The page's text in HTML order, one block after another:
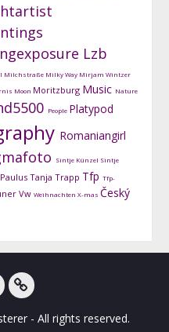
Lzb
Milchstraße Milky Way Mirjam Wintzer
Moon Moritzburg Music Nature
People Platypod
Romaniangirl
Sintje Künzel Sintje
Tanja Trapp Tfp Tfp-
Vw Weihnachten X-mas Český
- All rights reserved.